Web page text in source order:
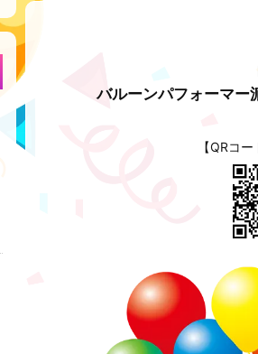
バルーンパフォーマー
【QRコ